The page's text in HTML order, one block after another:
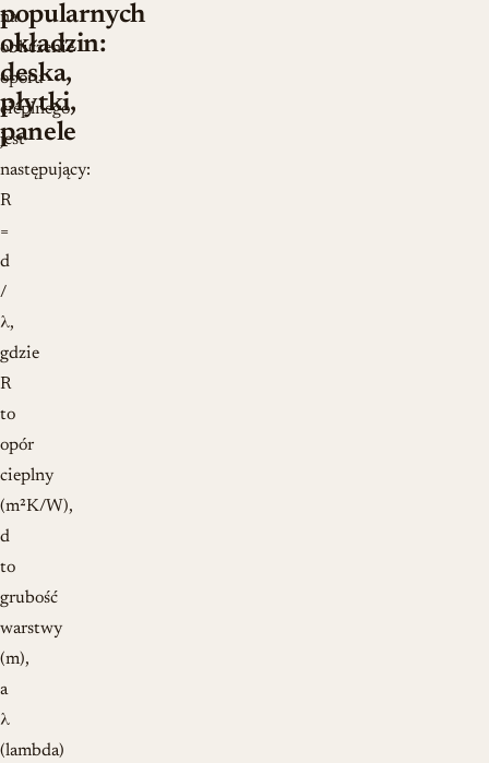
na
obliczenie
oporu
cieplnego
jest
następujący:
R
=
d
/
λ,
gdzie
R
to
opór
cieplny
(m²K/W),
d
to
grubość
warstwy
(m),
a
λ
(lambda)
popularnych
okładzin:
deska,
płytki,
panele